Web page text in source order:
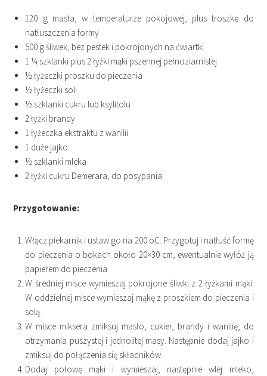
120 g masła, w temperaturze pokojowej, plus troszkę do
natłuszczenia formy
500 g śliwek, bez pestek i pokrojonych na ćwiartki
1 ¼ szklanki plus 2 łyżki mąki pszennej pełnoziarnistej
½ łyżeczki proszku do pieczenia
½ łyżeczki soli
½ szklanki cukru lub ksylitolu
2 łyżki brandy
1 łyżeczka ekstraktu z wanilii
1 duże jajko
½ szklanki mleka
2 łyżki cukru Demerara, do posypania
Przygotowanie:
Włącz piekarnik i ustaw go na 200 oC. Przygotuj i natłuść formę
do pieczenia o bokach około 20×30 cm, ewentualnie wyłóż ją
papierem do pieczenia.
W średniej misce wymieszaj pokrojone śliwki z 2 łyżkami mąki.
W oddzielnej misce wymieszaj mąkę z proszkiem do pieczenia i
solą.
W misce miksera zmiksuj masło, cukier, brandy i wanilię, do
otrzymania puszystej i jednolitej masy. Następnie dodaj jajko i
zmiksuj do połączenia się składników.
Dodaj połowę mąki i wymieszaj, następnie wlej mleko,